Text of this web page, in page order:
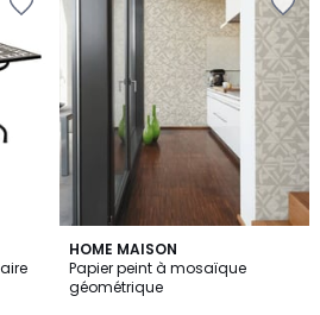
HOME MAISON
Papier peint à mosaïque
géométrique
2
Couleurs